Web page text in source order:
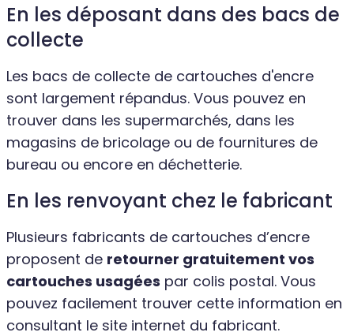
En les déposant dans des bacs de
collecte
Les bacs de collecte de cartouches d'encre
sont largement répandus. Vous pouvez en
trouver dans les supermarchés, dans les
magasins de bricolage ou de fournitures de
bureau ou encore en déchetterie.
En les renvoyant chez le fabricant
Plusieurs fabricants de cartouches d’encre
proposent de retourner gratuitement vos
cartouches usagées par colis postal. Vous
pouvez facilement trouver cette information en
consultant le site internet du fabricant.